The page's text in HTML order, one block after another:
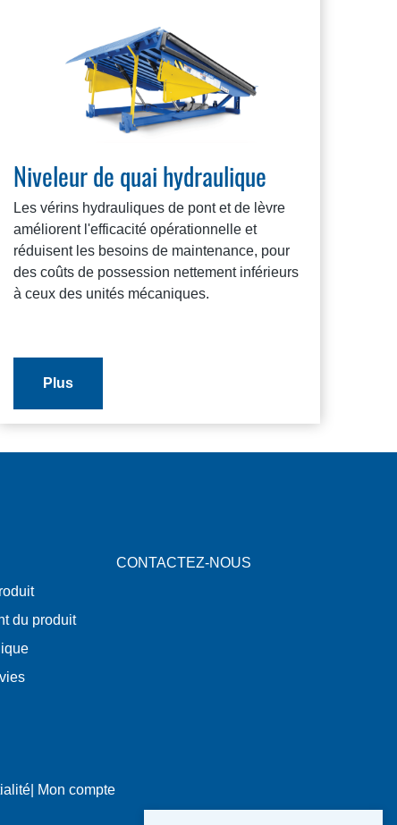
Niveleur de quai hydraulique
Les vérins hydrauliques de pont et de lèvre
améliorent l'efficacité opérationnelle et
réduisent les besoins de maintenance, pour
des coûts de possession nettement inférieurs
à ceux des unités mécaniques.
Plus
du produit
CONTACTEZ-NOUS
Mon compte